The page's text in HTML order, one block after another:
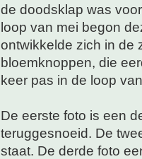
de doodsklap was
loop van mei begon
ontwikkelde zich in de
bloemknoppen, die
keer pas in de loop
De eerste foto is een
teruggesnoeid. De
staat. De derde foto